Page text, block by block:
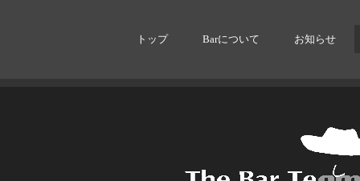
トップ Barについて お知らせ